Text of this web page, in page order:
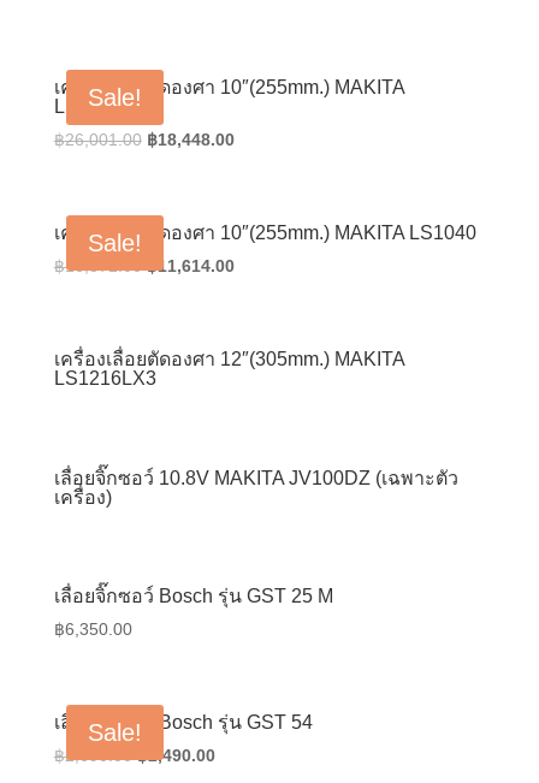
Sale!
เครื่องเลื่อยตัดองศา 10″(255mm.) MAKITA
LS1018L
฿26,001.00 Original
฿26,001.00.
฿18,448.00Current
฿18,448.00.
Sale!
เครื่องเลื่อยตัดองศา 10″(255mm.) MAKITA LS1040
฿16,371.00
Original
฿16,371.00.
฿11,614.00Current
฿11,614.00.
เครื่องเลื่อยตัดองศา 12″(305mm.) MAKITA
LS1216LX3
เลื่อยจิ๊กซอว์ 10.8V MAKITA JV100DZ (เฉพาะตัว
เครื่อง)
เลื่อยจิ๊กซอว์ Bosch รุ่น GST 25 M
฿6,350.00
Sale!
เลื่อยจิ๊กซอว์ Bosch รุ่น GST 54
฿2,690.00
Original
2,490.00Current